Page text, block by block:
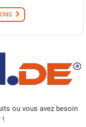
ou vous avez besoin
!